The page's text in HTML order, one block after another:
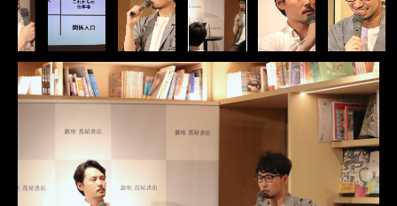
TOP
sitateru 10th
PICK UP
iNNOVATION
iNSPIRATION
iMAGINATION
運営会社
sitateru MARKET
sitateru CLOUD
カスタムオーダー
プライバシーポリシー